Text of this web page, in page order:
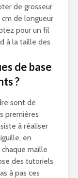
de grosseur
cm de longueur
pour un fil
à la taille des
de base
?
sont de
premières
à réaliser
en
maille
des tutoriels
à pas ces